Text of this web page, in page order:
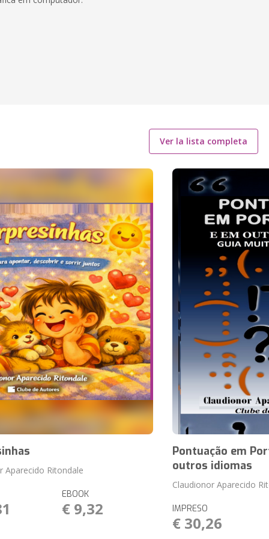
Ver la lista completa
Aparecido Ritondale
EBOOK
€ 9,32
Pontuação em
outros idiomas
Claudionor Aparecido
IMPRESO
€ 30,26